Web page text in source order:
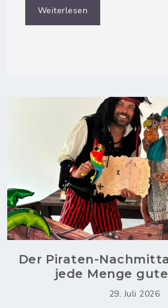
Weiterlesen
Der Piraten-
jede Menge
29. Juli 2026